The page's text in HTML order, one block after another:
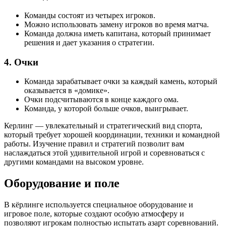
Команды состоят из четырех игроков.
Можно использовать замену игроков во время матча.
Команда должна иметь капитана, который принимает
решения и дает указания о стратегии.
4. Очки
Команда зарабатывает очки за каждый камень, который
оказывается в «домике».
Очки подсчитываются в конце каждого ома.
Команда, у которой больше очков, выигрывает.
Керлинг — увлекательный и стратегический вид спорта,
который требует хорошей координации, техники и командной
работы. Изучение правил и стратегий позволит вам
наслаждаться этой удивительной игрой и соревноваться с
другими командами на высоком уровне.
Оборудование и поле
В кёрлинге используется специальное оборудование и
игровое поле, которые создают особую атмосферу и
позволяют игрокам полностью испытать азарт соревнований.